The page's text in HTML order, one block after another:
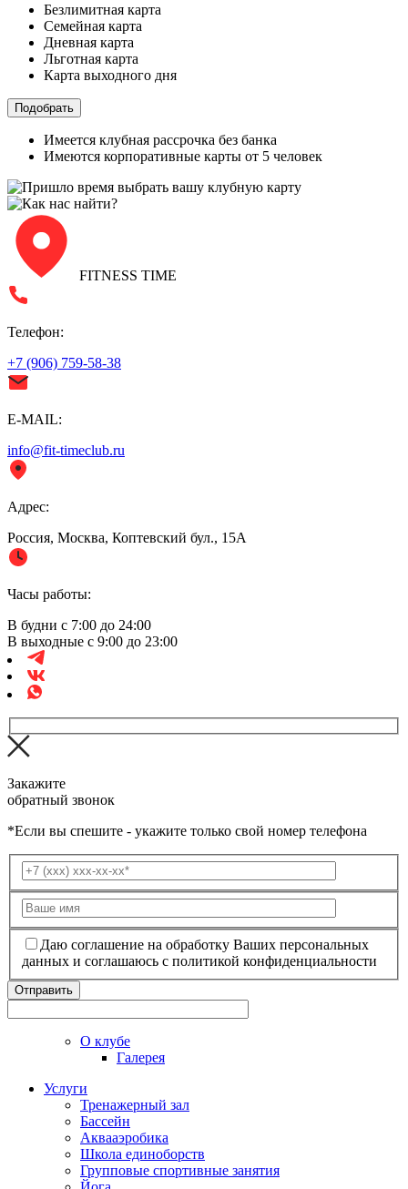
Безлимитная карта
Семейная карта
Дневная карта
Льготная карта
Карта выходного дня
Подобрать
Имеется клубная рассрочка без банка
Имеются корпоративные карты от 5 человек
FITNESS TIME
Телефон:
+7 (906) 759-58-38
E-MAIL:
info@fit-timeclub.ru
Адрес:
Россия, Москва, Коптевский бул., 15А
Часы работы:
В будни с 7:00 до 24:00
В выходные с 9:00 до 23:00
Закажите
обратный звонок
*Если вы спешите - укажите только свой номер телефона
Даю соглашение на обработку Ваших персональных
данных и соглашаюсь с политикой конфиденциальности
О клубе
Галерея
Услуги
Тренажерный зал
Бассейн
Аквааэробика
Школа единоборств
Групповые спортивные занятия